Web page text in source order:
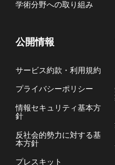
学術分野への取り組み
公開情報
サービス約款・利用規約
プライバシーポリシー
情報セキュリティ基本方
針
反社会的勢力に対する基
本方針
プレスキット